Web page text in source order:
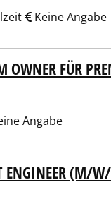
Keine Angabe
OWNER FÜR
Angabe
ENGINEER (M/